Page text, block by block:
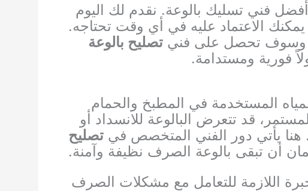
فني تسليك بالوعة. نقدم لك اليوم
يمكنك الاعتماد عليه في أي وقت تحتاجه.
وسوف تحصل على فنيتصليح بالوعة
فورية ومستدامة.
المستخدمة في المطبخ والحمام
قد تتعرض البالوعة للانسداد أو
هنا يأتي دور الفني المتخصص فيتصليح
أن تبقى بالوعة الصرف نظيفة وآمنة.
اللازمة للتعامل مع مشكلات الصرف